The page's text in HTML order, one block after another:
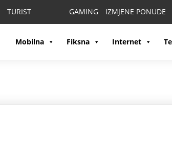
TURIST GAMING IZMJENE PONUDE
Mobilna Fiksna Internet